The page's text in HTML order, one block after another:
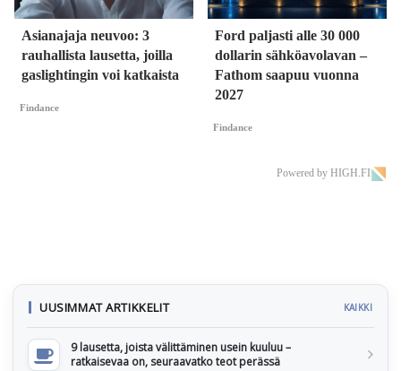
Asianajaja neuvoo: 3
rauhallista lausetta, joilla
gaslightingin voi katkaista
Findance
Ford paljasti alle 30 000
dollarin sähköavolavan –
Fathom saapuu vuonna
2027
Findance
Powered by HIGH.FI
UUSIMMAT ARTIKKELIT KAIKKI
9 lausetta, joista välittäminen usein kuuluu –
ratkaisevaa on, seuraavatko teot perässä